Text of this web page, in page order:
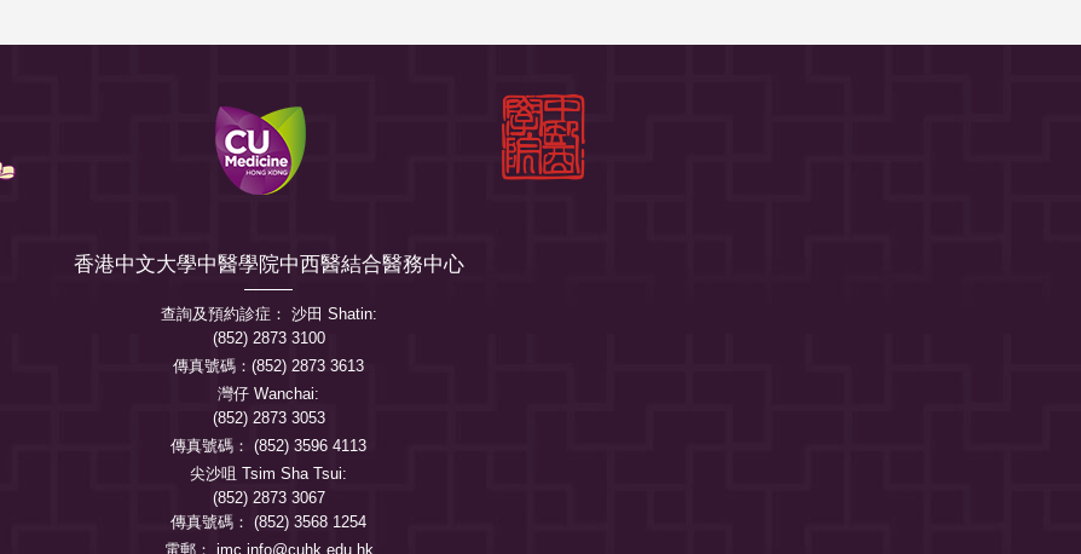
香港中文大學中醫學院中西醫結合醫務中心
查詢及預約診症： 沙田 Shatin:
(852) 2873 3100
傳真號碼：(852) 2873 3613
灣仔 Wanchai:
(852) 2873 3053
傳真號碼： (852) 3596 4113
尖沙咀 Tsim Sha Tsui:
(852) 2873 3067
傳真號碼： (852) 3568 1254
電郵： imc.info@cuhk.edu.hk